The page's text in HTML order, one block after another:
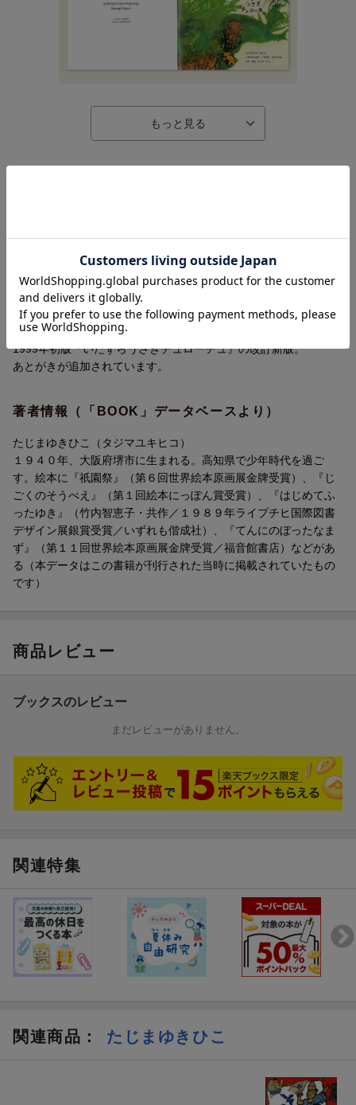
カンボジアの村に、チュローチュといういたずらうさぎが住んで
いた。
畑のバナナを食いあらしてつかまったチュローチュは、うまく逃
げ出すことができたが、その時、足にキズをおってしまった。
痛む足をひきずって川のほとりまでやってきたチュローチに、大
きなワニが、向こう岸まで渡してやろうと声をかけた。
ワニは、川のまん中でチュローチュを食べてやろうとしたが、チ
きが追加されています。
た。痛む足をひきずって川のほとりまでやってきたチュローチ
に、大きなワニが、向こう岸まで渡してやろうと声をかけた。ワ
ニは、川のまん中でチュローチュを食べてやろうとしたが、チュ
ローチュは、知恵をはたらかして、ワニをだまそうとする。
1999年初版『いたずらうさぎチュローチュ』の改訂新版。
あとがきが追加されています。
著者情報（「BOOK」データベースより）
たじまゆきひこ（タジマユキヒコ）
１９４０年、大阪府堺市に生まれる。高知県で少年時代を過ご
す。絵本に『祇園祭』（第６回世界絵本原画展金牌受賞）、『じ
ごくのそうべえ』（第１回絵本にっぽん賞受賞）、『はじめてふ
ったゆき』（竹内智恵子・共作／１９８９年ライプチヒ国際図書
デザイン展銀賞受賞／いずれも偕成社）、『てんにのぼったなま
ず』（第１１回世界絵本原画展金牌受賞／福音館書店）などがあ
る（本データはこの書籍が刊行された当時に掲載されていたもの
です）
商品レビュー
ブックスのレビュー
まだレビューがありません。
関連特集
関連商品 ： たじまゆきひこ